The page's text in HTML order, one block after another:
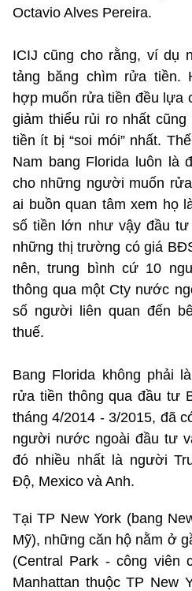
Octavio Alves Pereira.
ICIJ cũng cho rằng, ví dụ
tảng băng chìm rửa tiền.
hợp muốn rửa tiền đều lựa
giảm thiểu rủi ro nhất
tiền ít bị “soi mói” nhất.
Nam bang Florida luôn là
cho những người muốn
ai buồn quan tâm xem họ
số tiền lớn như vậy đầu
những thị trường có giá
nên, trung bình cứ 10
thông qua một Cty nước
số người liên quan đến
thuế.
Bang Florida không phải
rửa tiền thông qua đầu tư
tháng 4/2014 - 3/2015, đã
người nước ngoài đầu tư
đó nhiều nhất là người
Độ, Mexico và Anh.
Tại TP New York (bang
Mỹ), những căn hộ nằm ở
(Central Park - công viên
Manhattan thuộc TP New